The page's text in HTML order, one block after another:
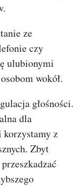
ze
czy
ulubionymi
wokół.
głośności.
dla
korzystamy z
Zbyt